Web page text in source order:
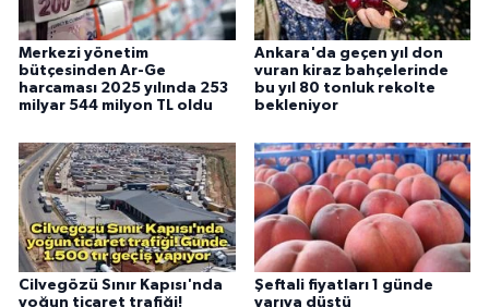
Merkezi yönetim
bütçesinden Ar-Ge
harcaması 2025 yılında 253
milyar 544 milyon TL oldu
Ankara'da geçen yıl don
vuran kiraz bahçelerinde
bu yıl 80 tonluk rekolte
bekleniyor
Cilvegözü Sınır Kapısı'nda
yoğun ticaret trafiği!
Şeftali fiyatları 1 günde
yarıya düştü